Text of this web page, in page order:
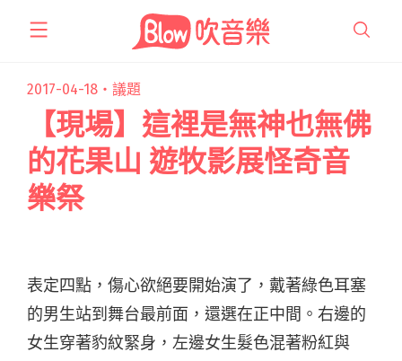
2017-04-18・ 議題
【現場】這裡是無神也無佛
的花果山 遊牧影展怪奇音
樂祭
表定四點，傷心欲絕要開始演了，戴著綠色耳塞
的男生站到舞台最前面，還選在正中間。右邊的
女生穿著豹紋緊身，左邊女生髮色混著粉紅與